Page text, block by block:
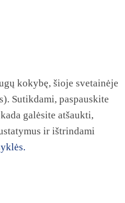
kokybę, šioje svetainėje
Sutikdami, paspauskite
galėsite atšaukti,
ir ištrindami